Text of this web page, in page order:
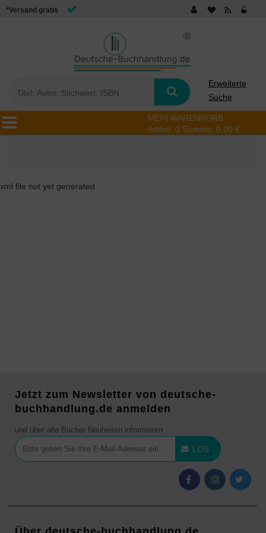
*Versand gratis
Erweiterte
Suche
MEIN WARENKORB
Artikel: 0 Summe: 0,00 €
xml file not yet generated
Jetzt zum Newsletter von deutsche-
buchhandlung.de anmelden
und über alle Bücher Neuheiten informieren
LOS